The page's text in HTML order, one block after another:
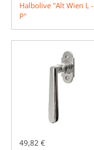
Halbolive "Alt Wien L -
P"
49,82 €